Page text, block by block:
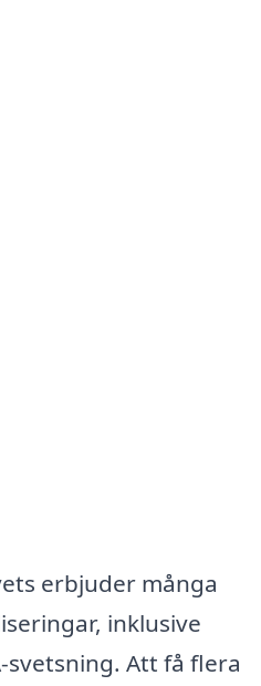
erbjuder många
inklusive
svetsning. Att få flera